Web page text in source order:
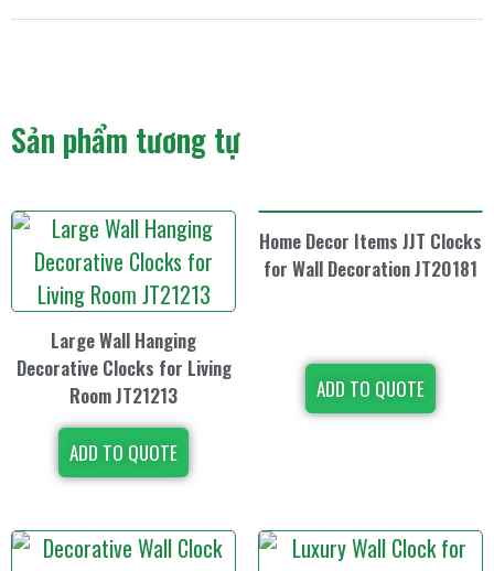
Sản phẩm tương tự
Large Wall Hanging
Decorative Clocks for Living
Room JT21213
ADD TO QUOTE
Home Decor Items JJT Clocks
for Wall Decoration JT20181
ADD TO QUOTE